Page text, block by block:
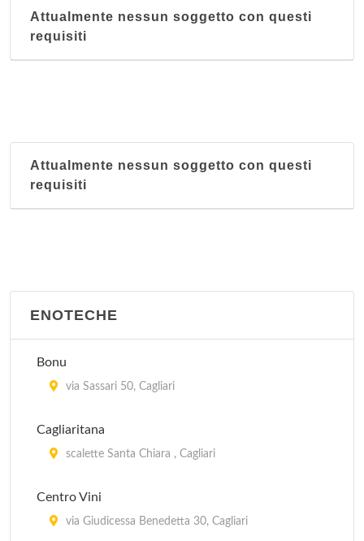
Attualmente nessun soggetto con questi
requisiti
Attualmente nessun soggetto con questi
requisiti
ENOTECHE
Bonu
via Sassari 50, Cagliari
Cagliaritana
scalette Santa Chiara , Cagliari
Centro Vini
via Giudicessa Benedetta 30, Cagliari